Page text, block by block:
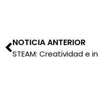
NOTICIA ANTERIOR